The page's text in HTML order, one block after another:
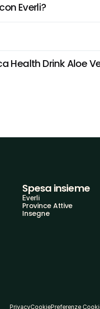
Everli?
Drink Aloe
Spesa insieme
Everli
Province Attive
Insegne
PrivacyCookiePreferenze